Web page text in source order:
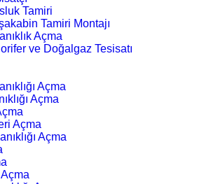
Tamiri
Tamiri Montajı
Açma
ve Doğalgaz Tesisatı
Açma
Açma
Açma
Açma
Açma